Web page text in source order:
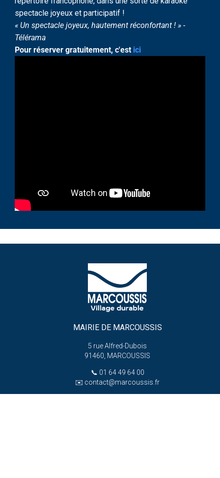
spectacle joyeux et participatif !
« Un spectacle joyeux, hautement réconfortant ! » -
Télérama
Pour réserver gratuitement, c'est ici
MAIRIE DE MARCOUSSIS
5 rue Alfred-Dubois
91460, MARCOUSSIS
📞 01 64 49 64 00
✉️ contact@marcoussis.fr